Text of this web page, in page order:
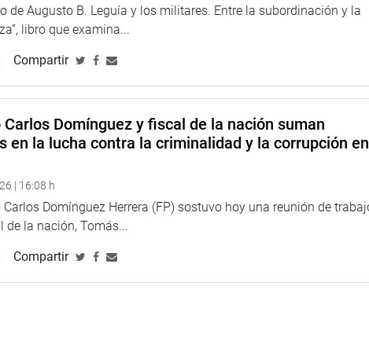
de Augusto B. Leguía y los militares. Entre la subordinación y la
libro que examina...
Compartir
Carlos Domínguez y fiscal de la nación suman
en la lucha contra la criminalidad y la corrupción en
| 16:08 h
Domínguez Herrera (FP) sostuvo hoy una reunión de
de la nación, Tomás...
Compartir